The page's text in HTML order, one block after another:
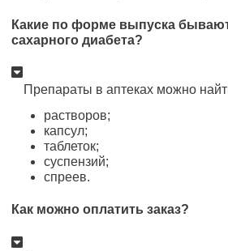
Какие по форме выпуска
сахарного диабета?
Препараты в аптеках можно
растворов;
капсул;
таблеток;
суспензий;
спреев.
Как можно оплатить заказ?